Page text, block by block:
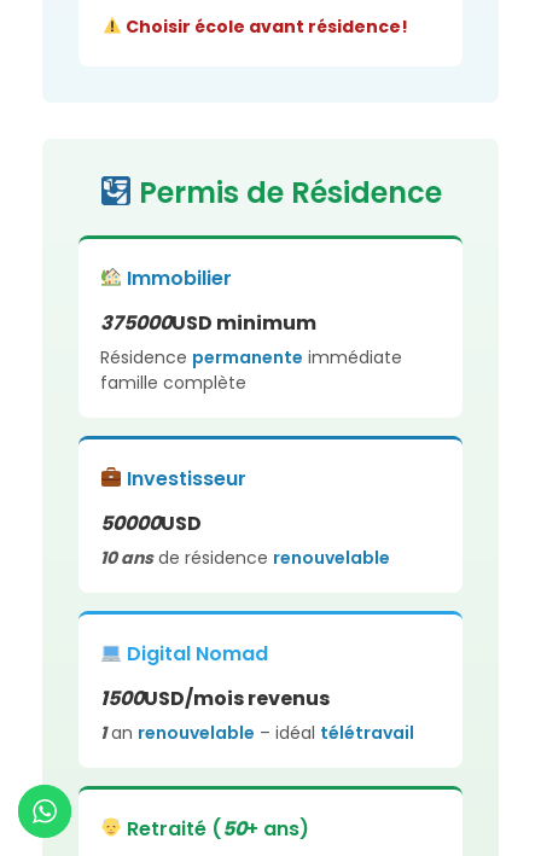
Choisir école avant résidence!
Permis de Résidence
Immobilier
375000USD minimum
Résidence permanente immédiate
famille complète
Investisseur
50000USD
10 ansde résidence renouvelable
Digital Nomad
1500USD/mois revenus
1an renouvelable – idéal télétravail
Retraité (50+ ans)